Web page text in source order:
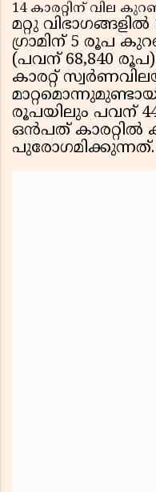
14 കാരറ്റിന് വില
മറ്റു
ഗ്രാമിന് 5 രൂപ
(പവന് 68,840
കാരറ്റ്
രൂപയിലും പവന്
ഒൻപത് കാരറ്റിൽ
പുരോഗമിക്കുന്നത്.